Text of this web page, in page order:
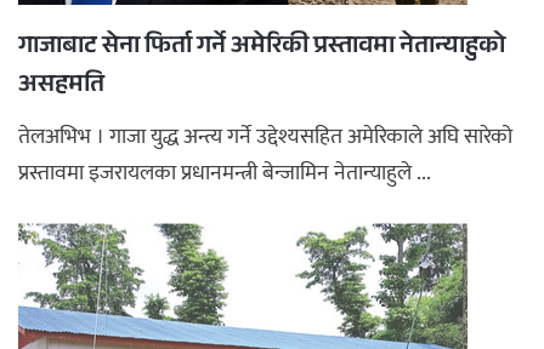
गाजाबाट सेना फिर्ता गर्ने अमेरिकी प्रस्तावमा नेतान्याहुको
असहमति
तेलअभिभ । गाजा युद्ध अन्त्य गर्ने उद्देश्यसहित अमेरिकाले अघि सारेको
प्रस्तावमा इजरायलका प्रधानमन्त्री बेन्जामिन नेतान्याहुले ...